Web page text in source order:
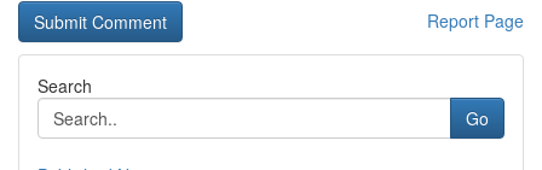
Report Page
Search
Go